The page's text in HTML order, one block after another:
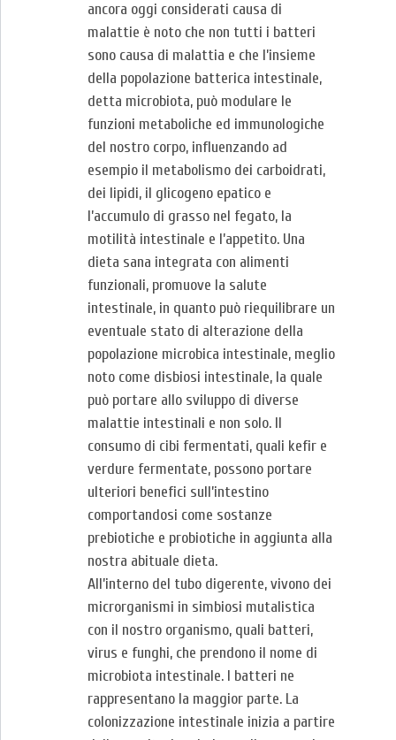
ancora oggi considerati causa di
malattie è noto che non tutti i batteri
sono causa di malattia e che l’insieme
della popolazione batterica intestinale,
detta microbiota, può modulare le
funzioni metaboliche ed immunologiche
del nostro corpo, influenzando ad
esempio il metabolismo dei carboidrati,
dei lipidi, il glicogeno epatico e
l’accumulo di grasso nel fegato, la
motilità intestinale e l’appetito. Una
dieta sana integrata con alimenti
funzionali, promuove la salute
intestinale, in quanto può riequilibrare un
eventuale stato di alterazione della
popolazione microbica intestinale, meglio
noto come disbiosi intestinale, la quale
può portare allo sviluppo di diverse
malattie intestinali e non solo. Il
consumo di cibi fermentati, quali kefir e
verdure fermentate, possono portare
ulteriori benefici sull’intestino
comportandosi come sostanze
prebiotiche e probiotiche in aggiunta alla
nostra abituale dieta.
All’interno del tubo digerente, vivono dei
microrganismi in simbiosi mutalistica
con il nostro organismo, quali batteri,
virus e funghi, che prendono il nome di
microbiota intestinale. I batteri ne
rappresentano la maggior parte. La
colonizzazione intestinale inizia a partire